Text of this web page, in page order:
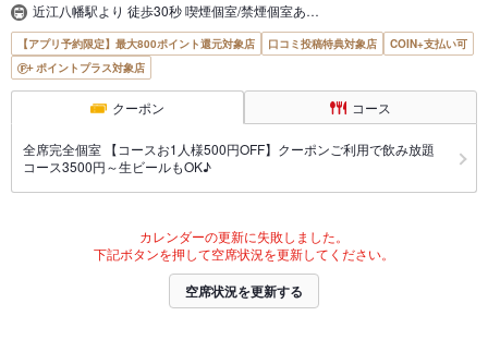
近江八幡駅より 徒歩30秒 喫煙個室/禁煙個室あ…
【アプリ予約限定】最大800ポイント還元対象店 口コミ投稿特典対象店
COIN+支払い可
ポイントプラス対象店
クーポン コース
全席完全個室 【コースお1人様500円OFF】クーポンご利用で飲み放題
コース3500円～生ビールもOK♪
カレンダーの更新に失敗しました。
下記ボタンを押して空席状況を更新してください。
空席状況を更新する